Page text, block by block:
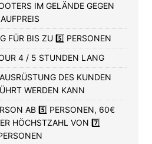
IM GELÄNDE GEGEN
AUFPREIS
FÜR BIS ZU 5️⃣ PERSONEN
4 / 5 STUNDEN LANG
DES KUNDEN
WERDEN KANN
AB 5️⃣ PERSONEN, 60€
HÖCHSTZAHL VON 7️⃣